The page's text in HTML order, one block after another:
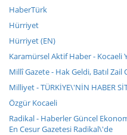
HaberTürk
Hürriyet
Hürriyet (EN)
Karamürsel Aktif Haber - Kocaeli
Millî Gazete - Hak Geldi, Batıl Zail
Milliyet - TÜRKİYE\'NİN HABER
Özgür Kocaeli
Radikal - Haberler Güncel
En Cesur Gazetesi Radikal\'de